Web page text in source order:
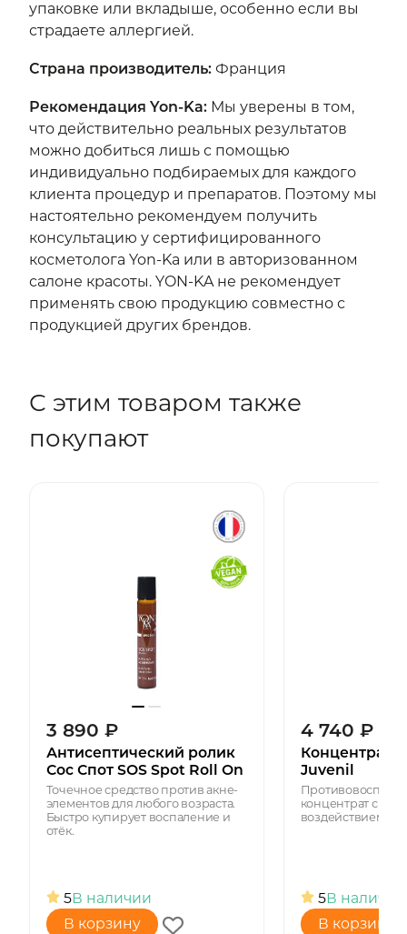
упаковке или вкладыше, особенно если вы
страдаете аллергией.
Страна производитель:Франция
Рекомендация Yon-Ka:Мы уверены в том,
что действительно реальных результатов
можно добиться лишь с помощью
индивидуально подбираемых для каждого
клиента процедур и препаратов. Поэтому мы
настоятельно рекомендуем получить
консультацию у сертифицированного
косметолога Yon-Ka или в авторизованном
салоне красоты. YON-KA не рекомендует
применять свою продукцию совместно с
продукцией других брендов.
С этим товаром также
покупают
3 890 ₽
Антисептический ролик
Сос Спот SOS Spot Roll On
Точечное средство против акне-
элементов для любого возраста.
Быстро купирует воспаление и
отёк.
5В наличии
В корзину
4 740 ₽
Концентрат
Juvenil
концентрат с
воздействием на
5В наличии
В корзину